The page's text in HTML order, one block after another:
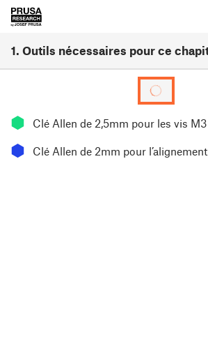
1. Outils nécessaires pour ce
⬢ Clé Allen de 2,5mm pour les vis M3
⬢ Clé Allen de 2mm pour